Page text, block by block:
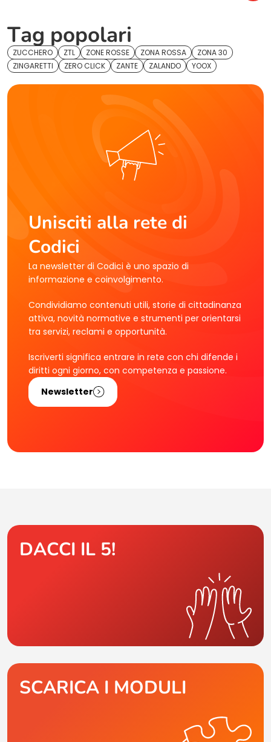
Tag popolari
ZUCCHERO ZTL ZONE ROSSE ZONA ROSSA
ZONA 30
ZINGARETTI
ZERO CLICK ZANTE ZALANDO YOOX
Unisciti alla rete di
Codici
La newsletter di Codici è uno spazio di
informazione e coinvolgimento.
Condividiamo contenuti utili, storie di cittadinanza
attiva, novità normative e strumenti per orientarsi
tra servizi, reclami e opportunità.
Iscriverti significa entrare in rete con chi difende i
diritti ogni giorno, con competenza e passione.
Newsletter
DACCI IL 5!
SCARICA I MODULI